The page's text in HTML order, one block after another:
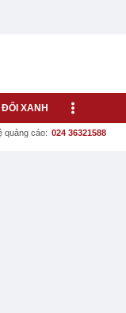
XANH
quảng cáo: 024 36321588